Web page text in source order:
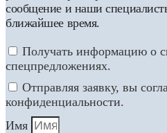
сообщение и наши
ближайшее время.
Получать информацию о
спецпредложениях.
Отправляя заявку, вы
конфиденциальности.
Имя